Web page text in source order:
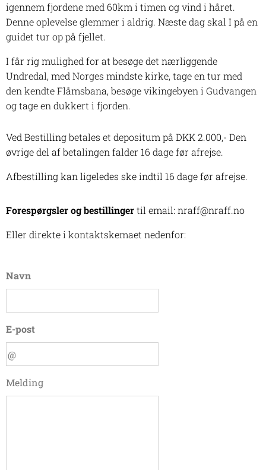
igennem fjordene med 60km i timen og vind i håret.
Denne oplevelse glemmer i aldrig. Næste dag skal I på en
guidet tur op på fjellet.
I får rig mulighed for at besøge det nærliggende
Undredal, med Norges mindste kirke, tage en tur med
den kendte Flåmsbana, besøge vikingebyen i Gudvangen
og tage en dukkert i fjorden.
Ved Bestilling betales et depositum på DKK 2.000,- Den
øvrige del af betalingen falder 16 dage før afrejse.
Afbestilling kan ligeledes ske indtil 16 dage før afrejse.
Forespørgsler og bestillingertil email: nraff@nraff.no
Eller direkte i kontaktskemaet nedenfor:
Navn
E-post
Melding